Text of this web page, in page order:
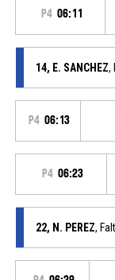
P4 06:11
14, E. SANCHEZ,
P4 06:13
P4 06:23
22, N. PEREZ,